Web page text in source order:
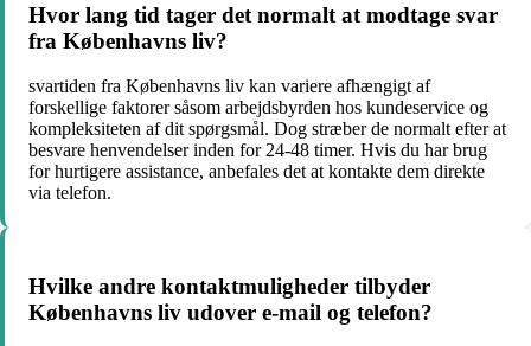
Hvor lang tid tager det normalt at modtage svar
fra Københavns liv?
svartiden fra Københavns liv kan variere afhængigt af
forskellige faktorer såsom arbejdsbyrden hos kundeservice og
kompleksiteten af dit spørgsmål. Dog stræber de normalt efter at
besvare henvendelser inden for 24-48 timer. Hvis du har brug
for hurtigere assistance, anbefales det at kontakte dem direkte
via telefon.
Hvilke andre kontaktmuligheder tilbyder
Københavns liv udover e-mail og telefon?